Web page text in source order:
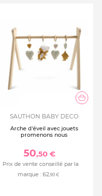
SAUTHON BABY DECO
Arche d'éveil avec jouets
promenons nous
50,50 €
Prix de vente conseillé par la
marque : 62,90 €